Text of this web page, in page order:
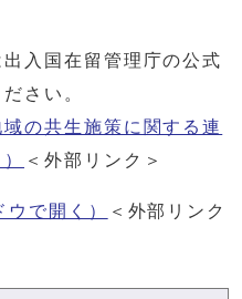
入国在留管理庁の公式
さい。
の共生施策に関する連
＜外部リンク＞
ウで開く）
＜外部リンク